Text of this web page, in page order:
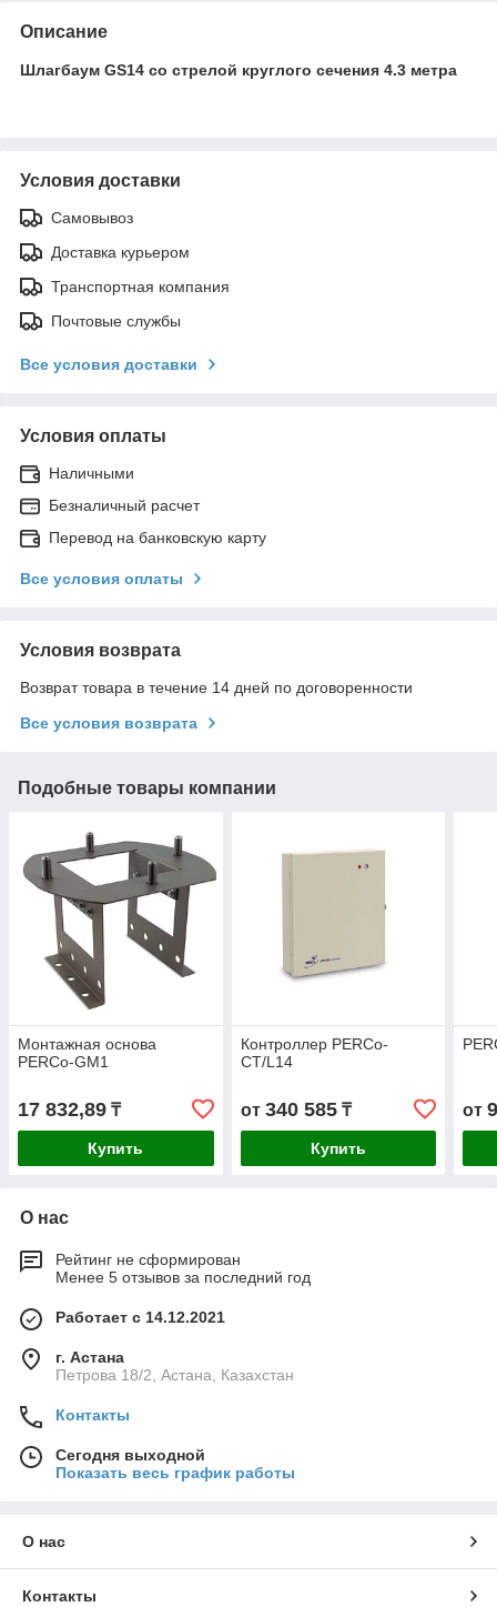
Описание
Шлагбаум GS14 со стрелой круглого сечения 4.3 метра
Условия доставки
Самовывоз
Доставка курьером
Транспортная компания
Почтовые службы
Все условия доставки
Условия оплаты
Наличными
Безналичный расчет
Перевод на банковскую карту
Все условия оплаты
Условия возврата
Возврат товара в течение 14 дней по договоренности
Все условия возврата
Подобные товары компании
Монтажная основа
PERCo-GM1
17 832,89 ₸
Купить
Контроллер PERCo-
CT/L14
от 340 585₸
Купить
от
О нас
Рейтинг не сформирован
Менее 5 отзывов за последний год
Работает с 14.12.2021
г. Астана
Петрова 18/2, Астана, Казахстан
Контакты
Сегодня выходной
Показать весь график работы
О нас
Контакты